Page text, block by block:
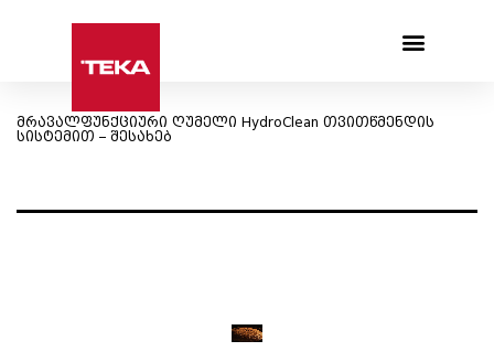
მრავალფუნქციური ღუმელი HydroClean თვითწმენდის
სისტემით – შესახებ